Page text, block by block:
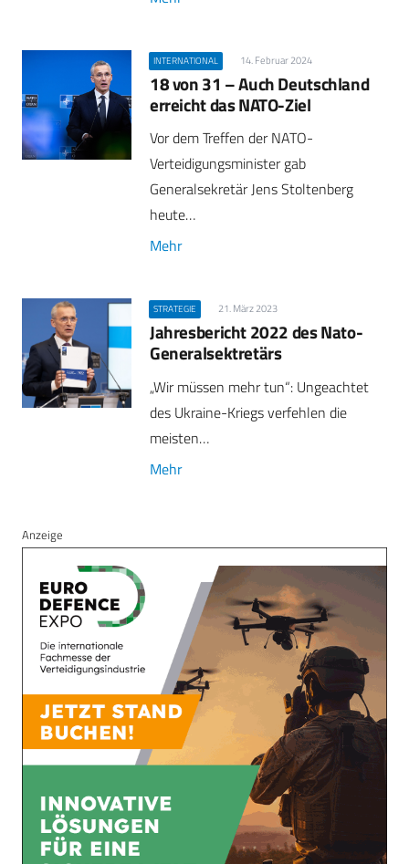
INTERNATIONAL 14. Februar 2024
18 von 31 – Auch Deutschland
erreicht das NATO-Ziel
Vor dem Treffen der NATO-
Verteidigungsminister gab
Generalsekretär Jens Stoltenberg
heute…
Mehr
STRATEGIE 21. März 2023
Jahresbericht 2022 des Nato-
Generalsektretärs
„Wir müssen mehr tun“: Ungeachtet
des Ukraine-Kriegs verfehlen die
meisten…
Mehr
Anzeige